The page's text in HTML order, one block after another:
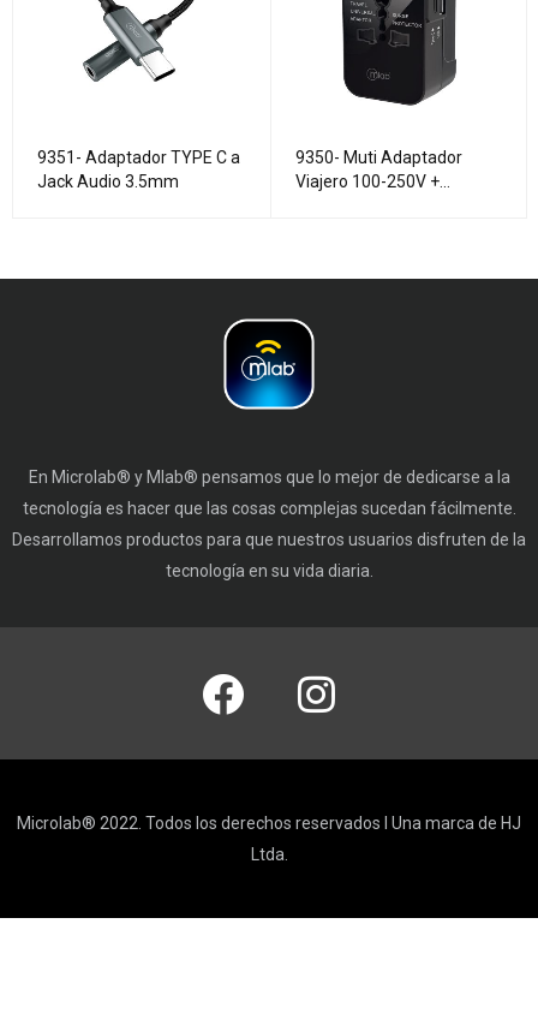
9351- Adaptador TYPE C a
Jack Audio 3.5mm
9350- Muti Adaptador
Viajero 100-250V +
En Microlab® y Mlab® pensamos que lo mejor de dedicarse a la
tecnología es hacer que las cosas complejas sucedan fácilmente.
Desarrollamos productos para que nuestros usuarios disfruten de la
tecnología en su vida diaria.
Microlab® 2022. Todos los derechos reservados I Una marca de HJ
Ltda.